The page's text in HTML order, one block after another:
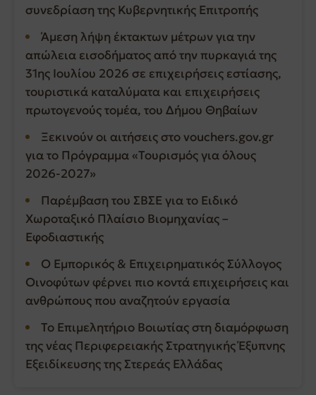
συνεδρίαση της Κυβερνητικής Επιτροπής
Άμεση λήψη έκτακτων μέτρων για την
απώλεια εισοδήματος από την πυρκαγιά της
31ης Ιουλίου 2026 σε επιχειρήσεις εστίασης,
τουριστικά καταλύματα και επιχειρήσεις
πρωτογενούς τομέα, του Δήμου Θηβαίων
Ξεκινούν οι αιτήσεις στο vouchers.gov.gr
για το Πρόγραμμα «Τουρισμός για όλους
2026-2027»
Παρέμβαση του ΣΒΣΕ για το Ειδικό
Χωροταξικό Πλαίσιο Βιομηχανίας –
Εφοδιαστικής
Ο Εμπορικός & Επιχειρηματικός Σύλλογος
Οινοφύτων φέρνει πιο κοντά επιχειρήσεις και
ανθρώπους που αναζητούν εργασία
Το Επιμελητήριο Βοιωτίας στη διαμόρφωση
της νέας Περιφερειακής Στρατηγικής Έξυπνης
Εξειδίκευσης της Στερεάς Ελλάδας